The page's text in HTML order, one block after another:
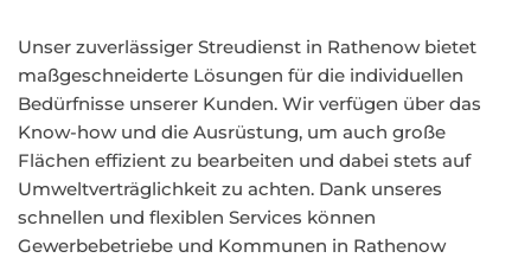
Unser zuverlässiger Streudienst in Rathenow bietet
maßgeschneiderte Lösungen für die individuellen
Bedürfnisse unserer Kunden. Wir verfügen über das
Know-how und die Ausrüstung, um auch große
Flächen effizient zu bearbeiten und dabei stets auf
Umweltverträglichkeit zu achten. Dank unseres
schnellen und flexiblen Services können
Gewerbebetriebe und Kommunen in Rathenow